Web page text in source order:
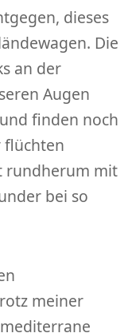
dieses
Die
an der
Augen
finden noch
flüchten
rundherum mit
bei so
meiner